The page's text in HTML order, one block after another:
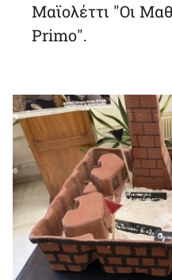
Μαϊολέττι "Οι
Primo".